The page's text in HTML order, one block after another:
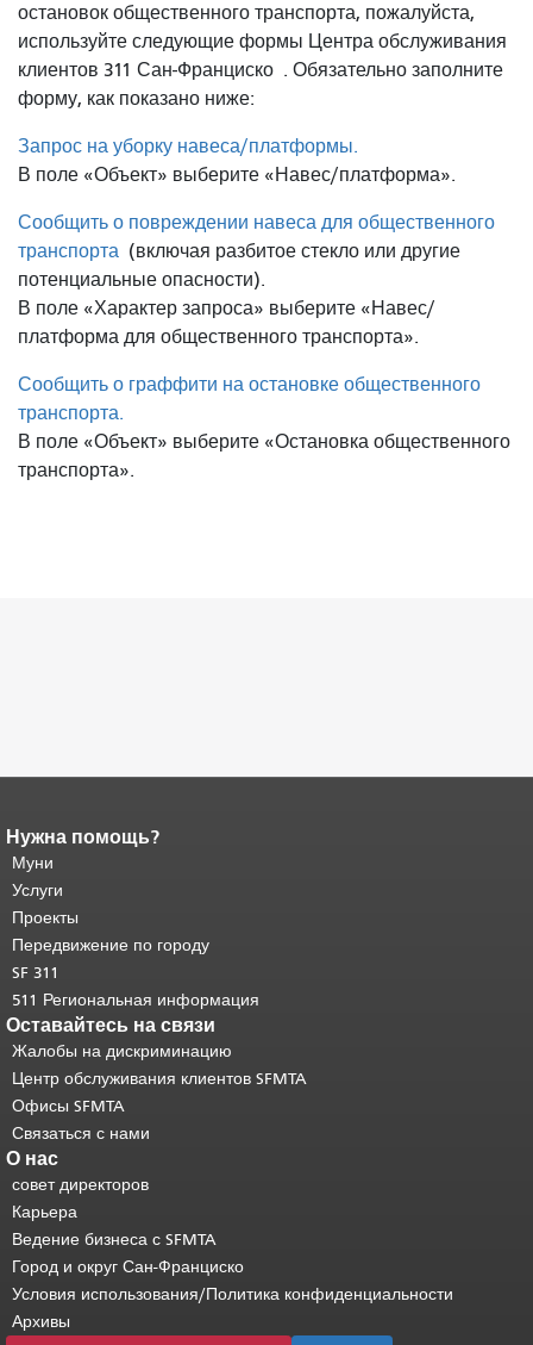
остановок общественного транспорта, пожалуйста,
используйте следующие формы Центра обслуживания
клиентов 311 Сан-Франциско . Обязательно заполните
форму, как показано ниже:
Запрос на уборку навеса/платформы.
В поле «Объект» выберите «Навес/платформа».
Сообщить о повреждении навеса для общественного
транспорта (включая разбитое стекло или другие
потенциальные опасности).
В поле «Характер запроса» выберите «Навес/
платформа для общественного транспорта».
Сообщить о граффити на остановке общественного
транспорта.
В поле «Объект» выберите «Остановка общественного
транспорта».
Конец содержимого
страницы.
страницы повторяется на каждой
странице.
основного содержимого .
Нужна помощь?
Муни
Услуги
Проекты
Передвижение по городу
SF 311
511 Региональная информация
Оставайтесь на связи
Жалобы на дискриминацию
Центр обслуживания клиентов SFMTA
Офисы SFMTA
Связаться с нами
О нас
совет директоров
Карьера
Ведение бизнеса с SFMTA
Город и округ Сан-Франциско
Условия использования/Политика конфиденциальности
Архивы